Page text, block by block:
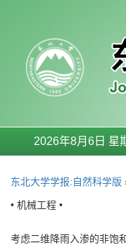
2026年8月6日 星
东北大学学报:自然科学版
• 机械工程 •
考虑二维降雨入渗的非饱